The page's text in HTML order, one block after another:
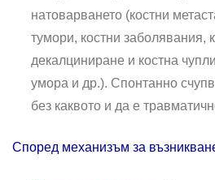
натоварването (костни
тумори, костни заболявания,
декалциниране и костна
умора и др.). Спонтанно
без каквото и да е
Според механизъм за